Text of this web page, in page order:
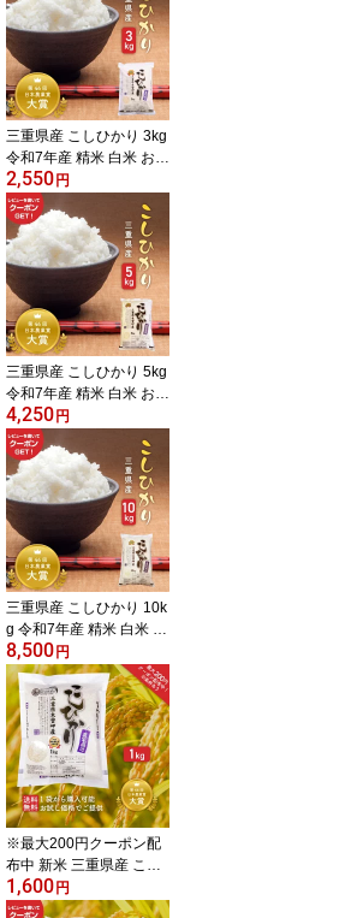
三重県産 こしひかり 3kg
令和7年産 精米 白米 お米
国産米 3キロ コシヒカリ
もっちり 生産者直送 自
社精米 おかわり 食べ盛
り 贈り物 ギフト 遠足 お
弁当 景品 粗品 ご挨拶 イ
ベント
2,550円
三重県産 こしひかり 5kg
令和7年産 精米 白米 お米
国産米 5キロ コシヒカリ
もっちり 生産者直送 自
社精米 おかわり 食べ盛
り 景品 米 ご挨拶 ギフト
贈り物 遠足 お弁当 粗品
4,250円
三重県産 こしひかり 10k
g 令和7年産 精米 白米 お
米 国産米 10キロ 10kg1
袋 コシヒカリ もっちり
生産者直送 自社精米 お
かわり 食べ盛り 景品 祭
り イベント 米 お弁当 運
動会 ギフト
8,500円
※最大200円クーポン配
布中 新米 三重県産 こし
ひかり 1kg 令和7年産 精
米 白米 お米 国産米 1キ
1,600円